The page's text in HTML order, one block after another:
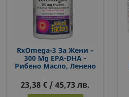
RxOmega-3 За Жени –
300 Mg EPA-DHA -
Рибено Масло, Ленено
Вечерна Иглика, 60
Софтгел Капсули
23,38 € / 45,73 лв.